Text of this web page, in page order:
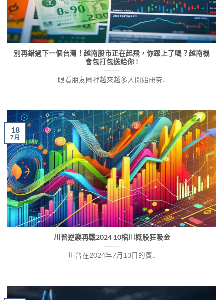
別再錯過下一個台灣！越南股市正在起飛，你跟上了嗎？越南機
會包打包送給你 !
眼看朋友圈裡越來越多人開始研究..
川普逆襲再戰2024 10檔川概股狂吸金
川普在2024年7月13日的賓..
18
7 月